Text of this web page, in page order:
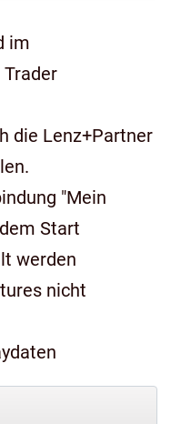
im
die Lenz+Partner
"Mein
Start
werden
nicht